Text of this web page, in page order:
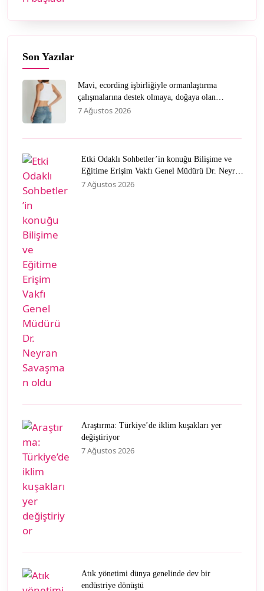
Son Yazılar
Mavi, ecording işbirliğiyle ormanlaştırma
çalışmalarına destek olmaya, doğaya olan
sevgisini müşterileriyle paylaşmaya devam
7 Ağustos 2026
Etki Odaklı Sohbetler’in konuğu Bilişime ve
Eğitime Erişim Vakfı Genel Müdürü Dr. Neyran
Savaşman oldu
7 Ağustos 2026
Araştırma: Türkiye’de iklim kuşakları yer
değiştiriyor
7 Ağustos 2026
Atık yönetimi dünya genelinde dev bir
endüstriye dönüştü